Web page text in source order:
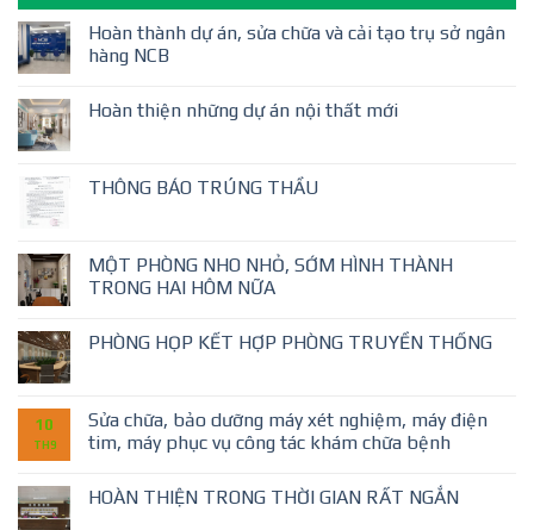
Hoàn thành dự án, sửa chữa và cải tạo trụ sở ngân
hàng NCB
Hoàn thiện những dự án nội thất mới
THÔNG BÁO TRÚNG THẦU
MỘT PHÒNG NHO NHỎ, SỚM HÌNH THÀNH
TRONG HAI HÔM NỮA
PHÒNG HỌP KẾT HỢP PHÒNG TRUYỀN THỐNG
10
TH9
Sửa chữa, bảo dưỡng máy xét nghiệm, máy điện
tim, máy phục vụ công tác khám chữa bệnh
HOÀN THIỆN TRONG THỜI GIAN RẤT NGẮN